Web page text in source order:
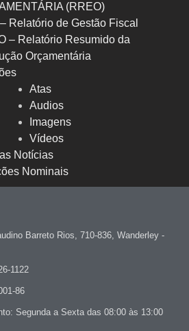
(RREO)
Relatório de Gestão Fiscal
– Relatório Resumido da
Orçamentária
Atas
Audios
Imagens
Vídeos
Notícias
Nominais
Barreto Rios, 710-836, Wanderley -
1122
86
Segunda a Sexta das 08:00 às 13:00